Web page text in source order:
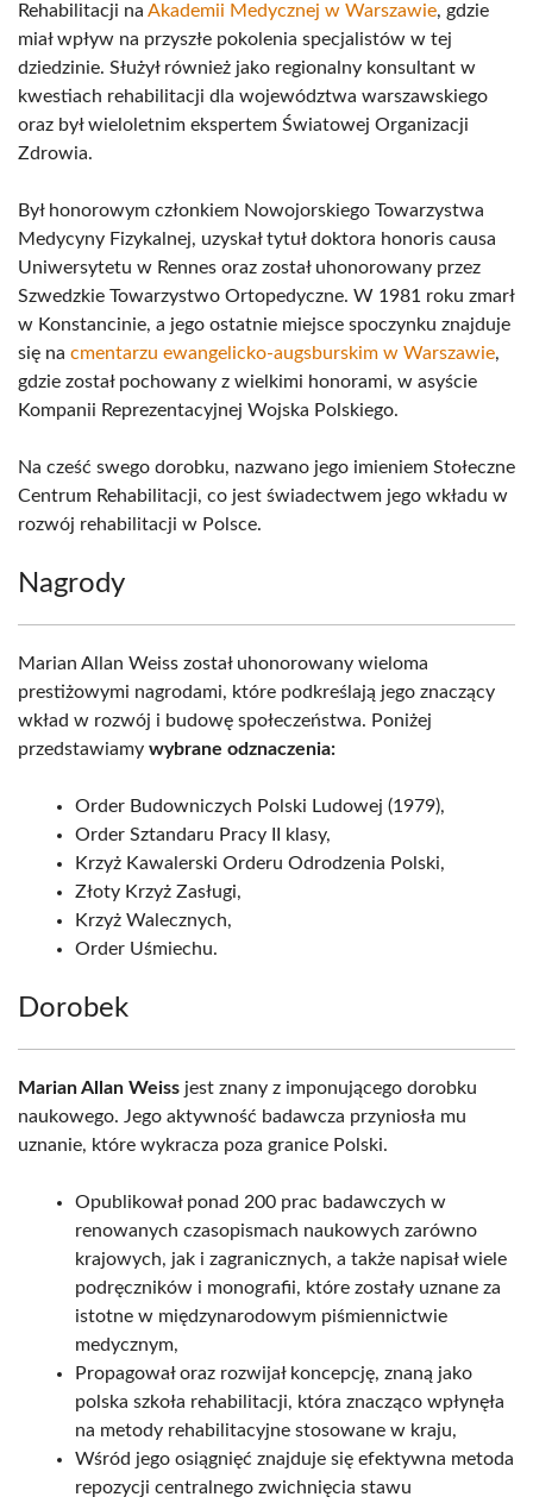
Rehabilitacji na Akademii Medycznej w Warszawie, gdzie
miał wpływ na przyszłe pokolenia specjalistów w tej
dziedzinie. Służył również jako regionalny konsultant w
kwestiach rehabilitacji dla województwa warszawskiego
oraz był wieloletnim ekspertem Światowej Organizacji
Zdrowia.
Był honorowym członkiem Nowojorskiego Towarzystwa
Medycyny Fizykalnej, uzyskał tytuł doktora honoris causa
Uniwersytetu w Rennes oraz został uhonorowany przez
Szwedzkie Towarzystwo Ortopedyczne. W 1981 roku zmarł
w Konstancinie, a jego ostatnie miejsce spoczynku znajduje
się na cmentarzu ewangelicko-augsburskim w Warszawie,
gdzie został pochowany z wielkimi honorami, w asyście
Kompanii Reprezentacyjnej Wojska Polskiego.
Na cześć swego dorobku, nazwano jego imieniem Stołeczne
Centrum Rehabilitacji, co jest świadectwem jego wkładu w
rozwój rehabilitacji w Polsce.
Nagrody
Marian Allan Weiss został uhonorowany wieloma
prestiżowymi nagrodami, które podkreślają jego znaczący
wkład w rozwój i budowę społeczeństwa. Poniżej
przedstawiamy wybrane odznaczenia:
Order Budowniczych Polski Ludowej (1979),
Order Sztandaru Pracy II klasy,
Krzyż Kawalerski Orderu Odrodzenia Polski,
Złoty Krzyż Zasługi,
Krzyż Walecznych,
Order Uśmiechu.
Dorobek
Marian Allan Weiss jest znany z imponującego dorobku
naukowego. Jego aktywność badawcza przyniosła mu
uznanie, które wykracza poza granice Polski.
Opublikował ponad 200 prac badawczych w
renowanych czasopismach naukowych zarówno
krajowych, jak i zagranicznych, a także napisał wiele
podręczników i monografii, które zostały uznane za
istotne w międzynarodowym piśmiennictwie
medycznym,
Propagował oraz rozwijał koncepcję, znaną jako
polska szkoła rehabilitacji, która znacząco wpłynęła
na metody rehabilitacyjne stosowane w kraju,
Wśród jego osiągnięć znajduje się efektywna metoda
repozycji centralnego zwichnięcia stawu